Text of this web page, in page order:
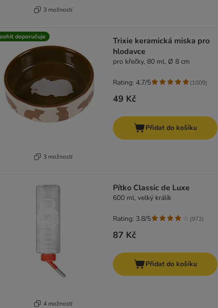
3 možností
doporučuje
3 možností
Trixie keramická miska pro
hlodavce
pro křečky, 80 ml, Ø 8 cm
49 Kč
Rating: 4.7/5 (1009)
Přidat do košíku
4 možností
Pítko Classic de Luxe
600 ml, velký králík
87 Kč
Rating: 3.8/5 (972)
Přidat do košíku